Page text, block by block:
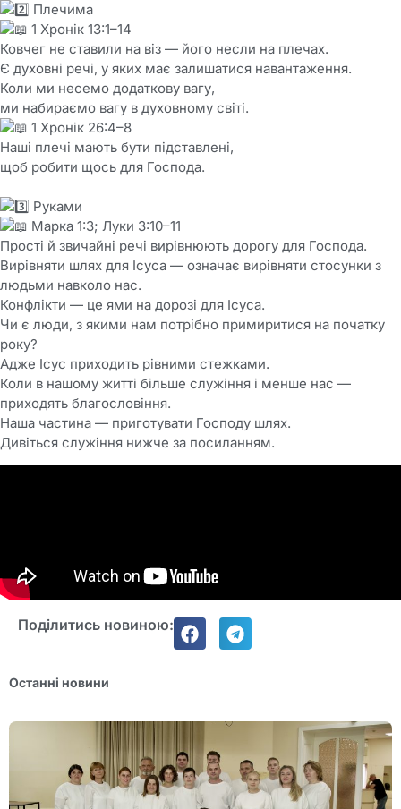
Плечима
1 Хронік 13:1–14
Ковчег не ставили на віз — його несли на плечах.
Є духовні речі, у яких має залишатися навантаження.
Коли ми несемо додаткову вагу,
ми набираємо вагу в духовному світі.
1 Хронік 26:4–8
Наші плечі мають бути підставлені,
щоб робити щось для Господа.
Руками
Марка 1:3; Луки 3:10–11
Прості й звичайні речі вирівнюють дорогу для Господа.
Вирівняти шлях для Ісуса — означає вирівняти стосунки з
людьми навколо нас.
Конфлікти — це ями на дорозі для Ісуса.
Чи є люди, з якими нам потрібно примиритися на початку
року?
Адже Ісус приходить рівними стежками.
Коли в нашому житті більше служіння і менше нас —
приходять благословіння.
Наша частина — приготувати Господу шлях.
Дивіться служіння нижче за посиланням.
Поділитись новиною:
Останні новини